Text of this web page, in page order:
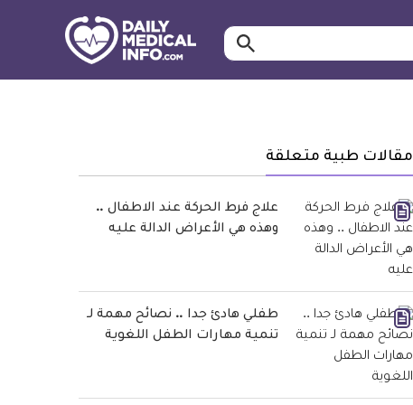
ابحث…
مقالات طبية متعلقة
علاج فرط الحركة عند الاطفال ..
وهذه هي الأعراض الدالة عليه
طفلي هادئ جدا .. نصائح مهمة لـ
تنمية مهارات الطفل اللغوية